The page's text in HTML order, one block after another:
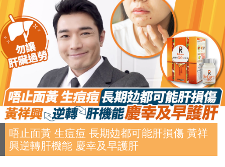
唔止面黃 生痘痘 長期攰都可能肝損傷 黃祥
興逆轉肝機能 慶幸及早護肝